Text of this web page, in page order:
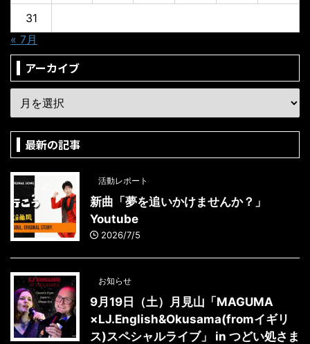
31
« 7月
アーカイブ
最新の記事
活動レポート
新曲「夢を追いかけませんか？」
Youtube
2026/7/5
お知らせ
9月19日（土）月見山「MAGUMA
×LJ.English&Okusama(fromイギリ
ス)スペシャルライブ」 in つどい処さま